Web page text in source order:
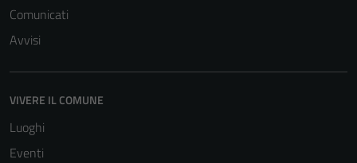
Comunicati
Avvisi
VIVERE IL COMUNE
Luoghi
Eventi
sono necessari